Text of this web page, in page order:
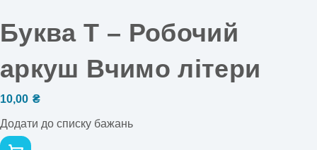
Буква Т – Робочий
аркуш Вчимо літери
10,00 ₴
Додати до списку бажань